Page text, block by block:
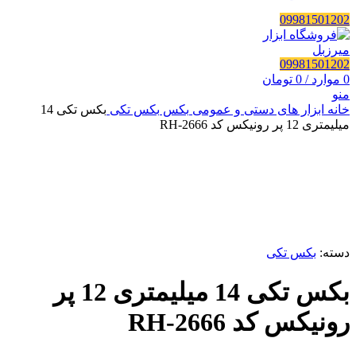
09981501202
09981501202
0 موارد /
0 تومان
منو
خانه ابزار های دستی و عمومی بکس بکس تکی
بکس تکی 14
میلیمتری 12 پر رونیکس کد RH-2666
دسته: بکس تکی
بکس تکی 14 میلیمتری 12 پر
رونیکس کد RH-2666